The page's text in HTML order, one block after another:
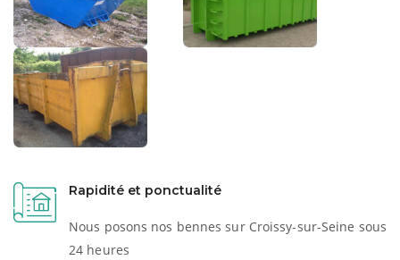
Rapidité et ponctualité
Nous posons nos bennes sur Croissy-sur-Seine sous
24 heures